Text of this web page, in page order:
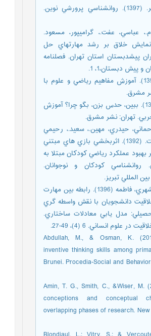
سيف، علي اکبر. (1397). روانشناسي پرورشي نوين.
عباسي، عفت.، گراميپور، مسعود.
نمايش خلاق بر رشد مهارتهاي حل
پيشدبستان استان تهران. فصلنامه
پيش دبستان،1، 1.
کتابي، آذر. (1396). آموزش مفاهيم رياضي و علوم با
مشرق.
کتابي، آذر. (1397). ببين، حدس بزن، بگو چرا؟ آموزش
تهران: نشر مشرق.
حيدري، مهين.، سعيد.، رحيمي
طاقانکي، عصمت. (1392). اثربخشي بازي هاي مبتني
عملکرد رياضي کودکان مبتلا به
کودکان و نوجوانان.
المللي تبريز.
محزون زاده بوشهري، فاطمه (1396). رابطه بين مهارت
دانشجويان با نقش واسطه گري
مدل يابي معادلات ساختاري.
در علوم انساني. 6 (4)، 49-27.
Abdullah, M., & Osman, K.
inventive thinking skills among
Brunei. Procedia-Social and
Amin, T. G., Smith, C., &Wiser, M.
conceptions and conceptual
overlapping phases of research.